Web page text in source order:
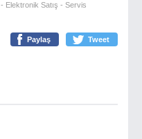
Elektronik Satış - Servis
Paylaş Tweet